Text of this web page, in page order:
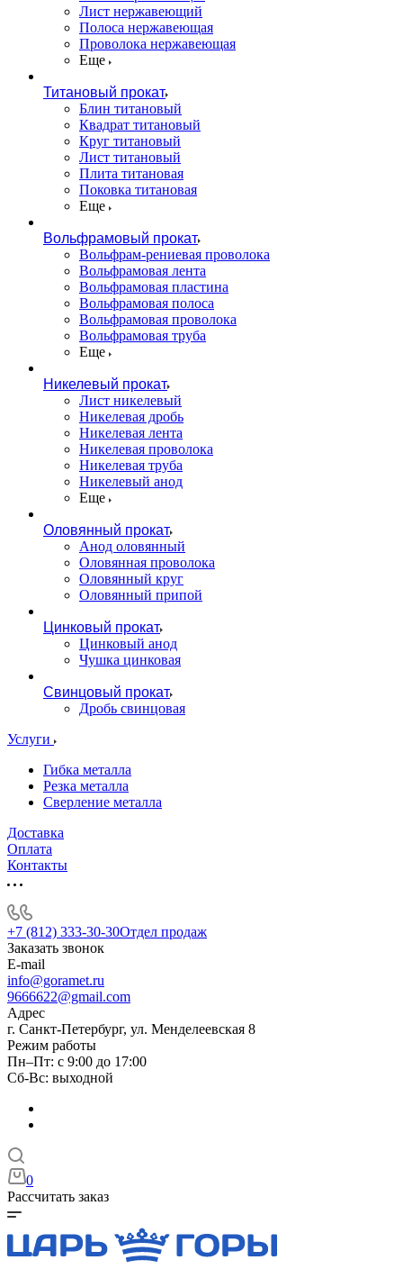
Лист нержавеющий
Полоса нержавеющая
Проволока нержавеющая
Еще
Титановый прокат
Блин титановый
Квадрат титановый
Круг титановый
Лист титановый
Плита титановая
Поковка титановая
Еще
Вольфрамовый прокат
Вольфрам-рениевая проволока
Вольфрамовая лента
Вольфрамовая пластина
Вольфрамовая полоса
Вольфрамовая проволока
Вольфрамовая труба
Еще
Никелевый прокат
Лист никелевый
Никелевая дробь
Никелевая лента
Никелевая проволока
Никелевая труба
Никелевый анод
Еще
Оловянный прокат
Анод оловянный
Оловянная проволока
Оловянный круг
Оловянный припой
Цинковый прокат
Цинковый анод
Чушка цинковая
Свинцовый прокат
Дробь свинцовая
Услуги
Гибка металла
Резка металла
Сверление металла
Доставка
Оплата
Контакты
+7 (812) 333-30-30Отдел продаж
Заказать звонок
E-mail
info@goramet.ru
9666622@gmail.com
Адрес
г. Санкт-Петербург, ул. Менделеевская 8
Режим работы
Пн–Пт: с 9:00 до 17:00
Сб-Вс: выходной
0
Рассчитать заказ